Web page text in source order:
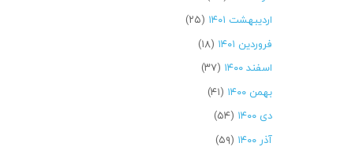
اردیبهشت ۱۴۰۱
(۲۵)
فروردین ۱۴۰۱
(۱۸)
اسفند ۱۴۰۰
(۳۷)
بهمن ۱۴۰۰
(۴۱)
دی ۱۴۰۰
(۵۴)
آذر ۱۴۰۰
(۵۹)